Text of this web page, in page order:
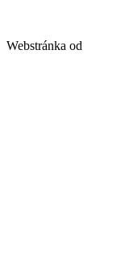
Webstránka od